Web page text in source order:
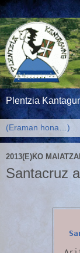
Plentzia
2013(E)KO
Santacruz